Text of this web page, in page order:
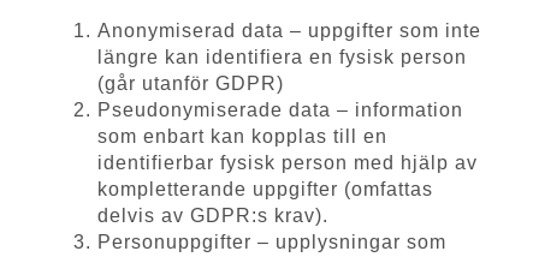
Anonymiserad data – uppgifter som inte
längre kan identifiera en fysisk person
(går utanför GDPR)
Pseudonymiserade data – information
som enbart kan kopplas till en
identifierbar fysisk person med hjälp av
kompletterande uppgifter (omfattas
delvis av GDPR:s krav).
Personuppgifter – upplysningar som